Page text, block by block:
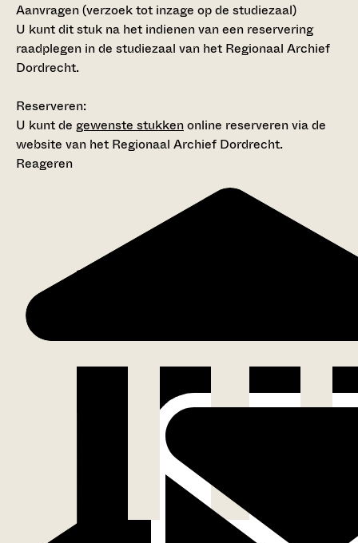
Aanvragen (verzoek tot inzage op de studiezaal)
U kunt dit stuk na het indienen van een reservering
raadplegen in de studiezaal van het Regionaal Archief
Dordrecht.
Reserveren:
U kunt de gewenste stukkenonline reserveren via de
website van het Regionaal Archief Dordrecht.
Reageren